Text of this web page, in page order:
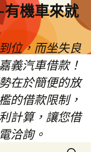
機車來就
位，而坐失良
義汽車借款！
在於簡便的放
的借款限制，
計算，讓您借
洽詢。
搜